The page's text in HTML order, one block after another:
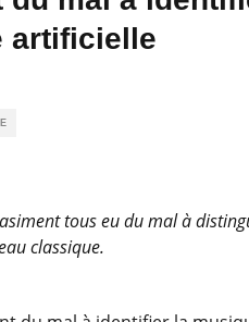
artificielle
tous eu du mal à
classique.